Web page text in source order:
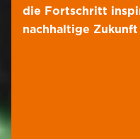
die Fortschritt
nachhaltige